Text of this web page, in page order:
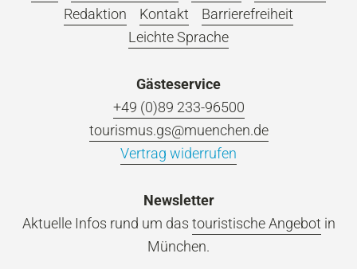
Redaktion
Kontakt
Barrierefreiheit
Leichte Sprache
Gästeservice
+49 (0)89 233-96500
tourismus.gs@muenchen.de
Vertrag widerrufen
Newsletter
Aktuelle Infos rund um das touristische Angebot in
München.